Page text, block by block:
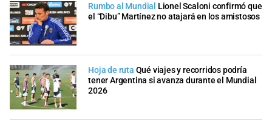
Rumbo al Mundial Lionel Scaloni confirmó que
el “Dibu” Martínez no atajará en los amistosos
Hoja de ruta Qué viajes y recorridos podría
tener Argentina si avanza durante el Mundial
2026